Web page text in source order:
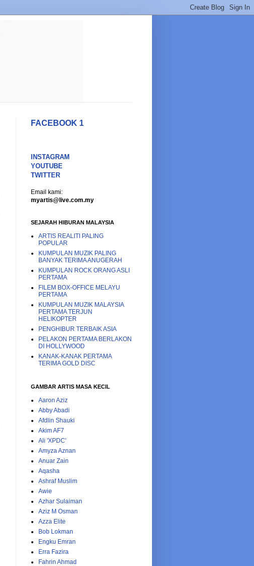
FACEBOOK 1
INSTAGRAM
YOUTUBE
TWITTER
Email kami:
myartis@live.com.my
SEJARAH HIBURAN MALAYSIA
ARTIS REALITI PALING
POPULAR
KUMPULAN MUZIK PALING
BANYAK TERIMA ANUGERAH
KUMPULAN ROCK ORANG ASLI
PERTAMA
FILEM BOX-OFFICE MELAYU
PERTAMA
KUMPULAN MUZIK MALAYSIA
PERTAMA TERJUN
HELIKOPTER
PENGHIBUR TERBAIK ASIA
PELAKON PERTAMA BERLAKON
DI HOLLYWOOD
KANAK-KANAK PERTAMA
TERIMA GOLD DISC
GAMBAR ARTIS MASA KECIL
Aaron Aziz
Abby Abadi
Afdlin Shauki
Akim AF7
Ali 'XPDC'
Amyza Aznan
Anuar Zain
Aqasha
Ashraf Muslim
Awie
Azhar Sulaiman
Aziz M Osman
Azza Elite
Bob Lokman
Engku Emran
Erra Fazira
Fahrin Ahmad